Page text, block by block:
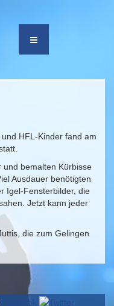
HFL-Kinder fand am
und bemalten Kürbisse
Ausdauer benötigten
Igel-Fensterbilder, die
Jetzt kann jeder
die zum Gelingen